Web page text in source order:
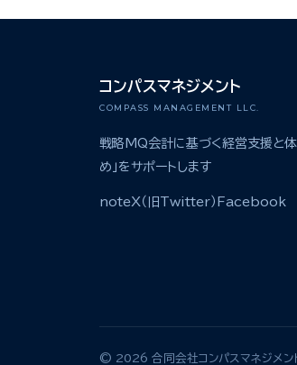
コンパスマネジメント
COMPASS MANAGEMENT LLC.
戦略MQ会計に基づく経営支援と
め」をサポートします
noteX（旧Twitter） Facebook
© 2026 合同会社コンパスマネジメン